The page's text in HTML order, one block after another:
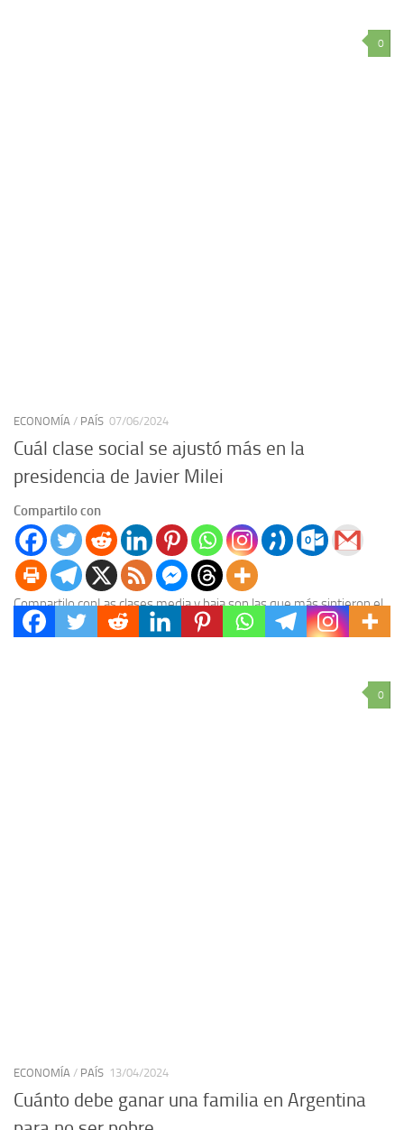
0
ECONOMÍA / PAÍS 07/06/2024
Cuál clase social se ajustó más en la
presidencia de Javier Milei
Compartilo con
Compartilo conLas clases media y baja son las que más sintieron el
impacto de la inflación y el plan de ajuste del gobierno de Javier...
0
ECONOMÍA / PAÍS 13/04/2024
Cuánto debe ganar una familia en Argentina